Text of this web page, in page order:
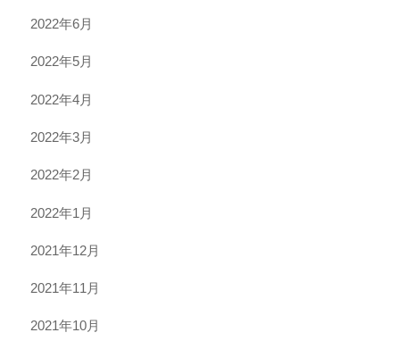
2022年6月
2022年5月
2022年4月
2022年3月
2022年2月
2022年1月
2021年12月
2021年11月
2021年10月